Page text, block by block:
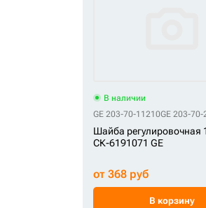
В наличии
GE 203-70-11210GE 203-70-
Шайба регулировочная
СК-6191071 GE
от 368 руб
В корзину